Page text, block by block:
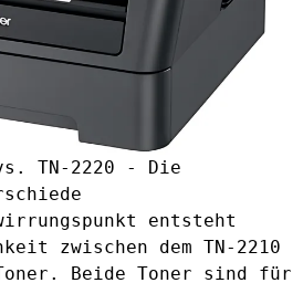
TN-2220 - Die
entsteht
zwischen dem TN-2210
. Beide Toner sind für